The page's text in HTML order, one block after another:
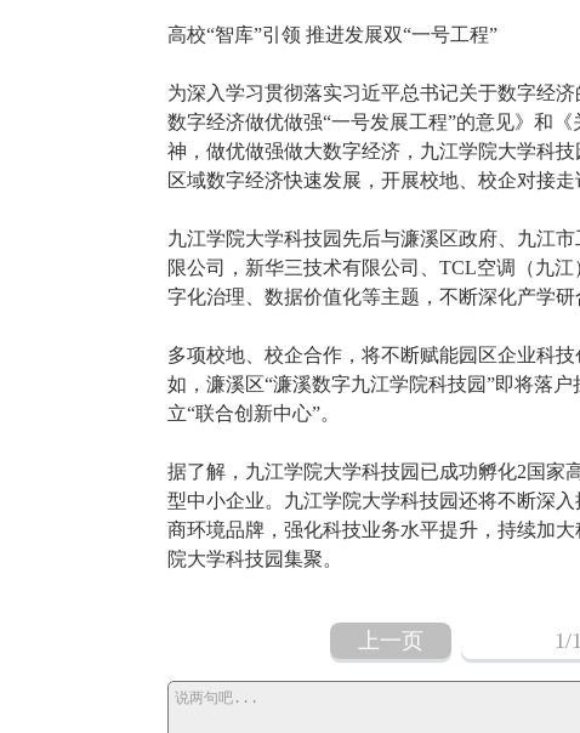
高校“智库”引领 推进发展双“一号工程”
为深入学习贯彻落实习近平总书记关于数字经
数字经济做优做强“一号发展工程”的意见》和
神，做优做强做大数字经济，九江学院大学科
区域数字经济快速发展，开展校地、校企对接
九江学院大学科技园先后与濂溪区政府、九江
限公司，新华三技术有限公司、TCL空调（九
字化治理、数据价值化等主题，不断深化产学
多项校地、校企合作，将不断赋能园区企业科
如，濂溪区“濂溪数字九江学院科技园”即将落
立“联合创新中心”。
据了解，九江学院大学科技园已成功孵化2国家
型中小企业。九江学院大学科技园还将不断深
商环境品牌，强化科技业务水平提升，持续加
院大学科技园集聚。
上一页 1/1